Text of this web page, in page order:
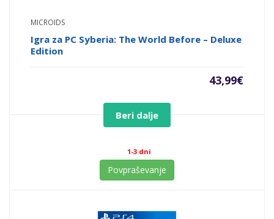
MICROIDS
Igra za PC Syberia: The World Before – Deluxe
Edition
43,99€
Beri dalje
1-3 dni
Povpraševanje